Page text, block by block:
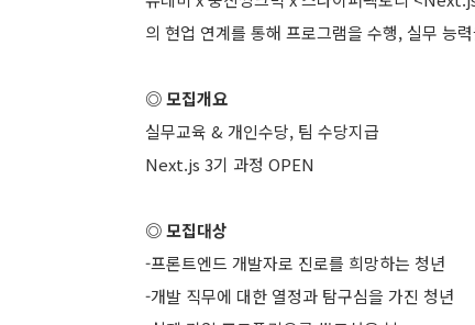
의 현업 연계를 통해 프로그램을 수행, 실무 능
◎ 모집개요
실무교육 & 개인수당, 팀 수당지급
Next.js 3기 과정 OPEN
◎ 모집대상
-프론트엔드 개발자로 진로를 희망하는 청년
-개발 직무에 대한 열정과 탐구심을 가진 청년